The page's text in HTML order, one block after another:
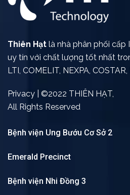
Thiên Hạt là nhà phân phối cấp
uy tín với chất lượng tốt nhất
LTI, COMELIT, NEXPA, COSTAR,
Privacy | ©2022 THIÊN HẠT,
All Rights Reserved
Bệnh viện Ung Bướu Cơ Sở 2
Emerald Precinct
Bệnh viện Nhi Đồng 3